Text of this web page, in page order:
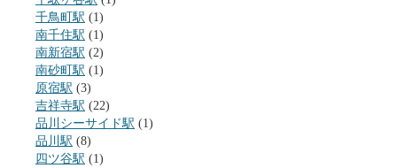
千鳥町駅 (1)
南千住駅 (1)
南新宿駅 (2)
南砂町駅 (1)
原宿駅 (3)
吉祥寺駅 (22)
品川シーサイド駅 (1)
品川駅 (8)
四ツ谷駅 (1)